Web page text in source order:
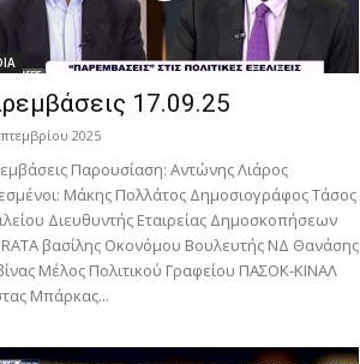
17.09.25
2025
Παρουσίαση: Αντώνης Λιάρος
Μάκης Πολλάτος Δημοσιογράφος Τάσος
Διευθυντής Εταιρείας Δημοσκοπήσεων
βασίλης Οκονόμου Βουλευτής ΝΔ Θανάσης
Μέλος Πολιτικού Γραφείου ΠΑΣΟΚ-ΚΙΝΑΛ
Μπάρκας...